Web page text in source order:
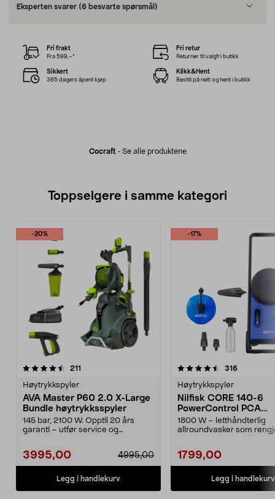
Eksperten svarer (6 besvarte spørsmål)
Cocraft- Se alle produktene
Fri frakt
Fra 599,–*
Fri retur
Returner til valgfri butikk
Sikkert
365 dagers åpent kjøp
Klikk&Hent
Bestill på nett og hent i butikk
Toppselgere i samme kategori
-20%
211
Høytrykkspyler
AVA Master P60 2.0 X-Large
Bundle høytrykksspyler
145 bar, 2100 W. Opptil 20 års
garanti – utfør service og
3995,00 4995,00
Legg i handlekurv
-17%
4.5 av 5 stjerner 316
Høytrykkspyler
Nilfisk CORE 140-6
PowerControl PCA
høytrykkspyler
1800 W – letthåndterlig
allroundvasker som
1799,00
Legg i handlekurv
4.5 av 5 stjerner